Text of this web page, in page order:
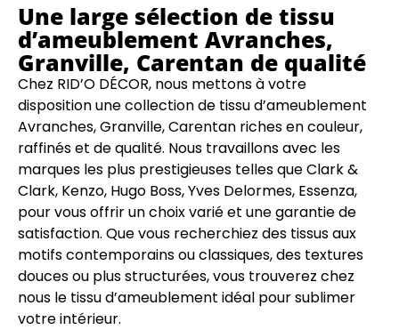
Une large sélection de tissu
d’ameublement Avranches,
Granville, Carentan de qualité
Chez RID’O DÉCOR, nous mettons à votre
disposition une collection de tissu d’ameublement
Avranches, Granville, Carentan riches en couleur,
raffinés et de qualité. Nous travaillons avec les
marques les plus prestigieuses telles que Clark &
Clark, Kenzo, Hugo Boss, Yves Delormes, Essenza,
pour vous offrir un choix varié et une garantie de
satisfaction. Que vous recherchiez des tissus aux
motifs contemporains ou classiques, des textures
douces ou plus structurées, vous trouverez chez
nous le tissu d’ameublement idéal pour sublimer
votre intérieur.